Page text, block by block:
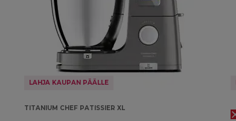
LAHJA KAUPAN PÄÄLLE
TITANIUM CHEF PATISSIER XL